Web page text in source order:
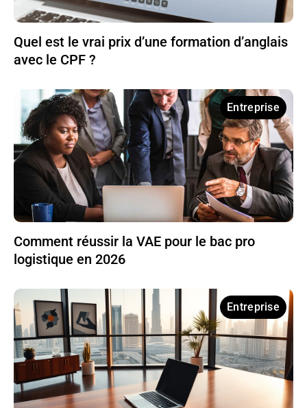
Quel est le vrai prix d’une formation d’anglais
avec le CPF ?
Entreprise
Comment réussir la VAE pour le bac pro
logistique en 2026
Entreprise